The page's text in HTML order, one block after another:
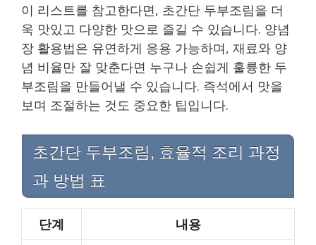
이 리스트를 참고한다면, 초간단 두부조림을 더
욱 맛있고 다양한 맛으로 즐길 수 있습니다. 양념
장 활용법은 유연하게 응용 가능하며, 재료와 양
념 비율만 잘 맞춘다면 누구나 손쉽게 훌륭한 두
부조림을 만들어낼 수 있습니다. 즉석에서 맛을
보며 조절하는 것도 중요한 팁입니다.
초간단 두부조림, 효율적 조리 과정
과 방법 표
단계 내용